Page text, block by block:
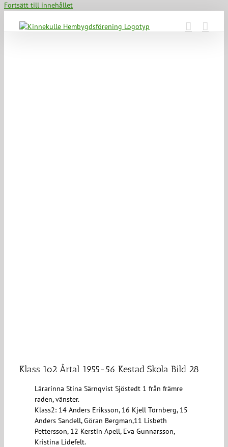
Fortsätt till innehållet
Klass 1o2 Årtal 1955-56 Kestad Skola Bild 28
Lärarinna Stina Särnqvist Sjöstedt 1 från främre
raden, vänster.
Klass2: 14 Anders Eriksson, 16 Kjell Törnberg, 15
Anders Sandell, Göran Bergman,11 Lisbeth
Pettersson, 12 Kerstin Apell, Eva Gunnarsson,
Kristina Lidefelt.